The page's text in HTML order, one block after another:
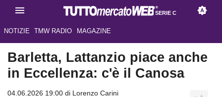
SERIE C
NOTIZIE TMW RADIO MAGAZINE
Barletta, Lattanzio piace anche
in Eccellenza: c'è il Canosa
04.06.2026 19:00 di Lorenzo Carini